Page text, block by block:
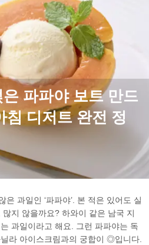
파파야 보트 만드
침 디저트 완전 정
과일인 ‘파파야’. 본 적은 있어도 실
지 않을까요? 하와이 같은 남국 지
과일이라고 해요. 그런 파파야는 독
라 아이스크림과의 궁합이 ◎입니다.